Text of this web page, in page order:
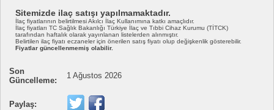
Sitemizde ilaç satışı yapılmamaktadır.
İlaç fiyatlarının belirtilmesi Akılcı İlaç Kullanımına katkı amaçlıdır.
İlaç fiyatları TC Sağlık Bakanlığı Türkiye İlaç ve Tıbbi Cihaz Kurumu (TİTCK)
tarafından haftalık olarak yayınlanan listelerden alınmıştır.
Belirtilen ilaç fiyatı eczaneler için önerilen satış fiyatı olup değişkenlik gösterebilir.
Fiyatlar güncellenmemiş olabilir.
Son
Güncelleme:
1 Ağustos 2026
Paylaş: